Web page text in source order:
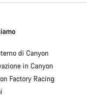
di Canyon
in Canyon
Factory Racing